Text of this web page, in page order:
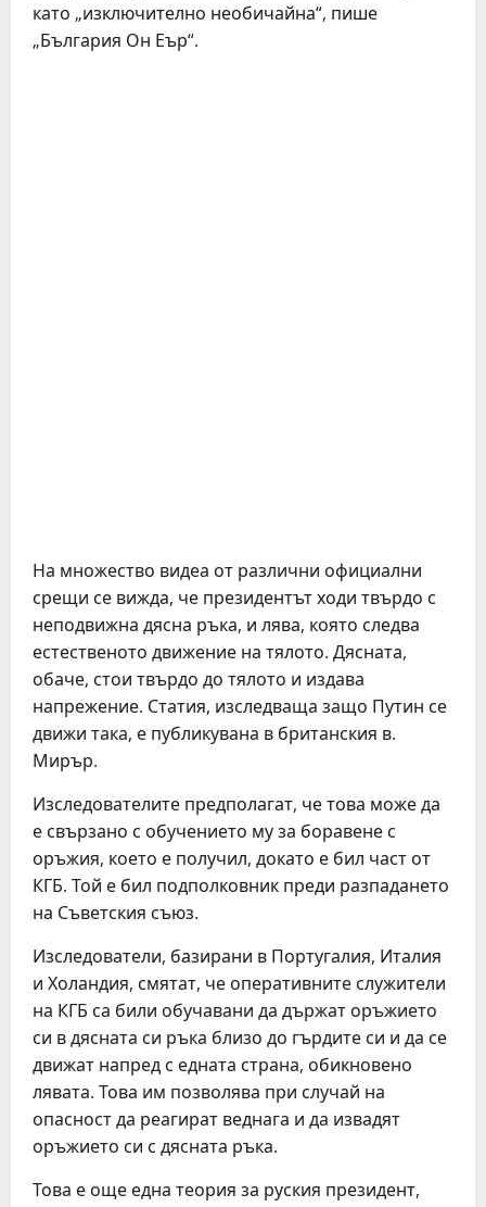
като „изключително необичайна“, пише
„България Он Еър“.
На множество видеа от различни официални
срещи се вижда, че президентът ходи твърдо с
неподвижна дясна ръка, и лява, която следва
естественото движение на тялото. Дясната,
обаче, стои твърдо до тялото и издава
напрежение. Статия, изследваща защо Путин се
движи така, е публикувана в британския в.
Мирър.
Изследователите предполагат, че това може да
е свързано с обучението му за боравене с
оръжия, което е получил, докато е бил част от
КГБ. Той е бил подполковник преди разпадането
на Съветския съюз.
Изследователи, базирани в Португалия, Италия
и Холандия, смятат, че оперативните служители
на КГБ са били обучавани да държат оръжието
си в дясната си ръка близо до гърдите си и да се
движат напред с едната страна, обикновено
лявата. Това им позволява при случай на
опасност да реагират веднага и да извадят
оръжието си с дясната ръка.
Това е още една теория за руския президент,